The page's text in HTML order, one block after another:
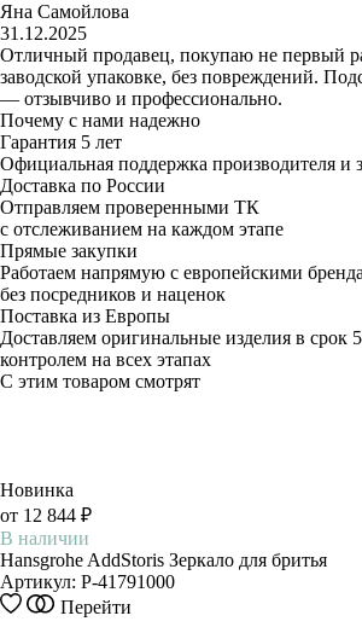
Яна Самойлова
31.12.2025
Отличный продавец, покупаю не первый
заводской упаковке, без повреждений.
— отзывчиво и профессионально.
Почему с нами надежно
Гарантия 5 лет
Официальная поддержка производителя и
Доставка по России
Отправляем проверенными ТК
с отслеживанием на каждом этапе
Прямые закупки
Работаем напрямую с европейскими
без посредников и наценок
Поставка из Европы
Доставляем оригинальные изделия в срок
контролем на всех этапах
С этим товаром смотрят
Новинка
от 12 844 ₽
В наличии
Hansgrohe AddStoris Зеркало для бритья
Артикул: P-41791000
Перейти